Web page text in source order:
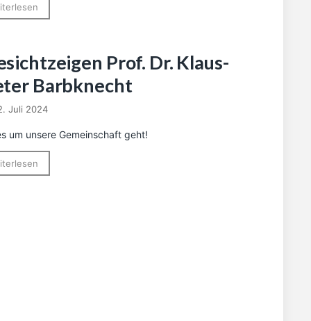
Prof. Dr. Klaus-
Barbknecht
Juli 2024
um unsere Gemeinschaft geht!